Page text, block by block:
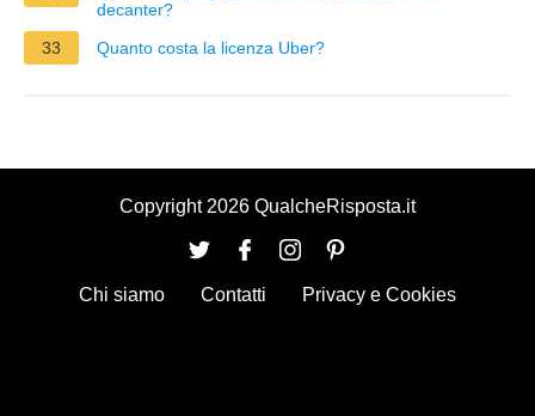
decanter?
33
Quanto costa la licenza Uber?
Copyright 2026 QualcheRisposta.it
Chi siamo Contatti Privacy e Cookies